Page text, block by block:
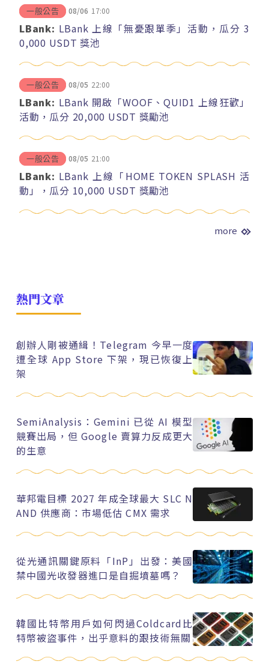
一般公告 08/06 17:00
LBank: LBank 上線「無憂跟單季」活動，瓜分 3
0,000 USDT 獎池
一般公告 08/05 22:00
LBank: LBank 開啟「WOOF、QUID1 上線狂歡」
活動，瓜分 20,000 USDT 獎勵池
一般公告 08/05 21:00
LBank: LBank 上線「HOME TOKEN SPLASH 活
動」，瓜分 10,000 USDT 獎勵池
more
熱門文章
創辦人剛被通緝！Telegram 今早一度
遭全球 App Store 下架，現已恢復上
架
SemiAnalysis：Gemini 已從 AI 模型
競賽出局，但 Google 賣算力反成更大
的生意
華邦電目標 2027 年成全球最大 SLC N
AND 供應商：市場低估 CMX 需求
從光通訊關鍵原料「InP」出發：美國
禁中國光收發器進口是自掘墳墓嗎？
韓國比特幣用戶如何閃過Coldcard比
特幣被盜事件，出乎意料的跟技術無關